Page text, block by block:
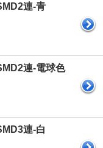
連-青
連-電球色
連-白